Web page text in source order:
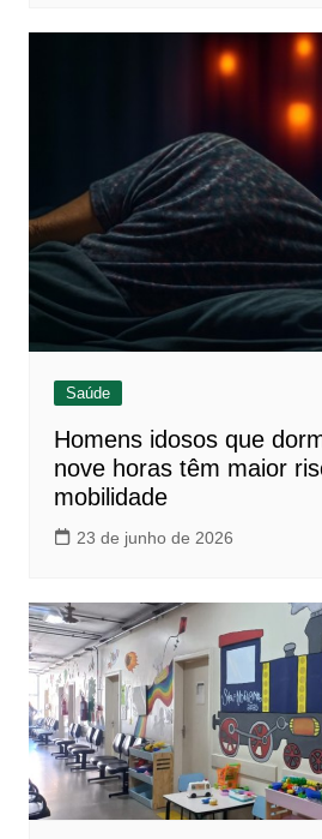
Saúde
Homens idosos que
nove horas têm maior
mobilidade
23 de junho de 2026